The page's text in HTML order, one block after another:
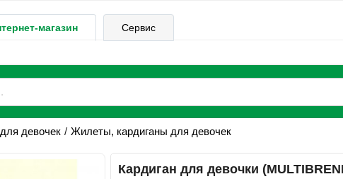
магазин Сервис
девочек Жилеты, кардиганы для девочек
Кардиган для девочки